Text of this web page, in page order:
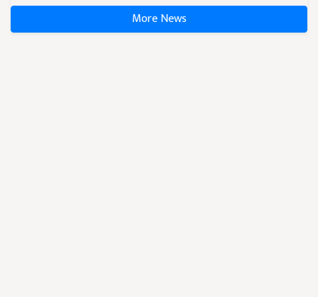
More News